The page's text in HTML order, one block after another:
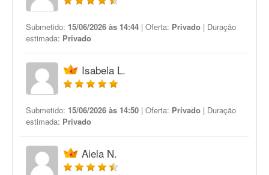
Submetido: 15/06/2026 às 14:44 | Oferta: Privado | Duração
estimada: Privado
Isabela L.
Submetido: 15/06/2026 às 14:50 | Oferta: Privado | Duração
estimada: Privado
Aiela N.